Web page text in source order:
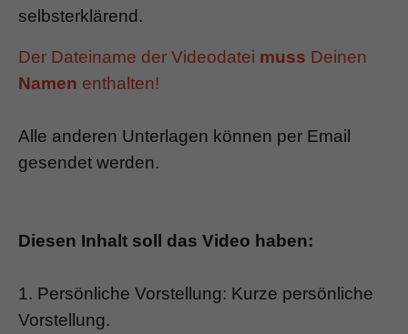
selbsterklärend.
Der Dateiname der Videodatei muss Deinen
Namen enthalten!
Alle anderen Unterlagen können per Email
gesendet werden.
Diesen Inhalt soll das Video haben:
1. Persönliche Vorstellung: Kurze persönliche
Vorstellung.